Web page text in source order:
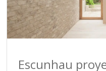
Escunhau